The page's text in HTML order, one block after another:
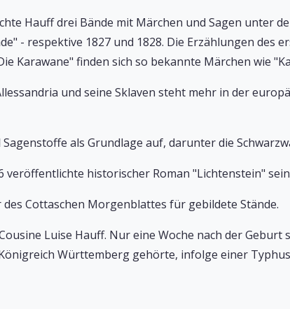
Hauff drei Bände mit Märchen und Sagen unter
- respektive 1827 und 1828. Die Erzählungen des
Karawane" finden sich so bekannte Märchen wie
und seine Sklaven steht mehr in der
als Grundlage auf, darunter die
veröffentlichte historischer Roman "Lichtenstein"
Cottaschen Morgenblattes für gebildete Stände.
Luise Hauff. Nur eine Woche nach der
Württemberg gehörte, infolge einer